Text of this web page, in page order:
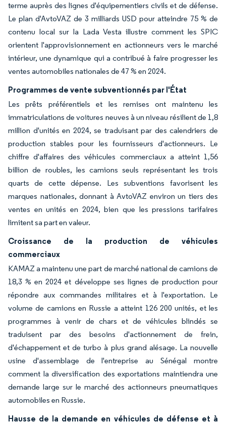
terme auprès des lignes d'équipementiers civils et de défense.
Le plan d'AvtoVAZ de 3 milliards USD pour atteindre 75 % de
contenu local sur la Lada Vesta illustre comment les SPIC
orientent l'approvisionnement en actionneurs vers le marché
intérieur, une dynamique qui a contribué à faire progresser les
ventes automobiles nationales de 47 % en 2024.
Programmes de vente subventionnés par l'État
Les prêts préférentiels et les remises ont maintenu les
immatriculations de voitures neuves à un niveau résilient de 1,8
million d'unités en 2024, se traduisant par des calendriers de
production stables pour les fournisseurs d'actionneurs. Le
chiffre d'affaires des véhicules commerciaux a atteint 1,56
billion de roubles, les camions seuls représentant les trois
quarts de cette dépense. Les subventions favorisent les
marques nationales, donnant à AvtoVAZ environ un tiers des
ventes en unités en 2024, bien que les pressions tarifaires
limitent sa part en valeur.
Croissance de la production de véhicules
commerciaux
KAMAZ a maintenu une part de marché national de camions de
18,3 % en 2024 et développe ses lignes de production pour
répondre aux commandes militaires et à l'exportation. Le
volume de camions en Russie a atteint 126 200 unités, et les
programmes à venir de chars et de véhicules blindés se
traduisent par des besoins d'actionnement de frein,
d'échappement et de turbo à plus grand alésage. La nouvelle
usine d'assemblage de l'entreprise au Sénégal montre
comment la diversification des exportations maintiendra une
demande large sur le marché des actionneurs pneumatiques
automobiles en Russie.
Hausse de la demande en véhicules de défense et à